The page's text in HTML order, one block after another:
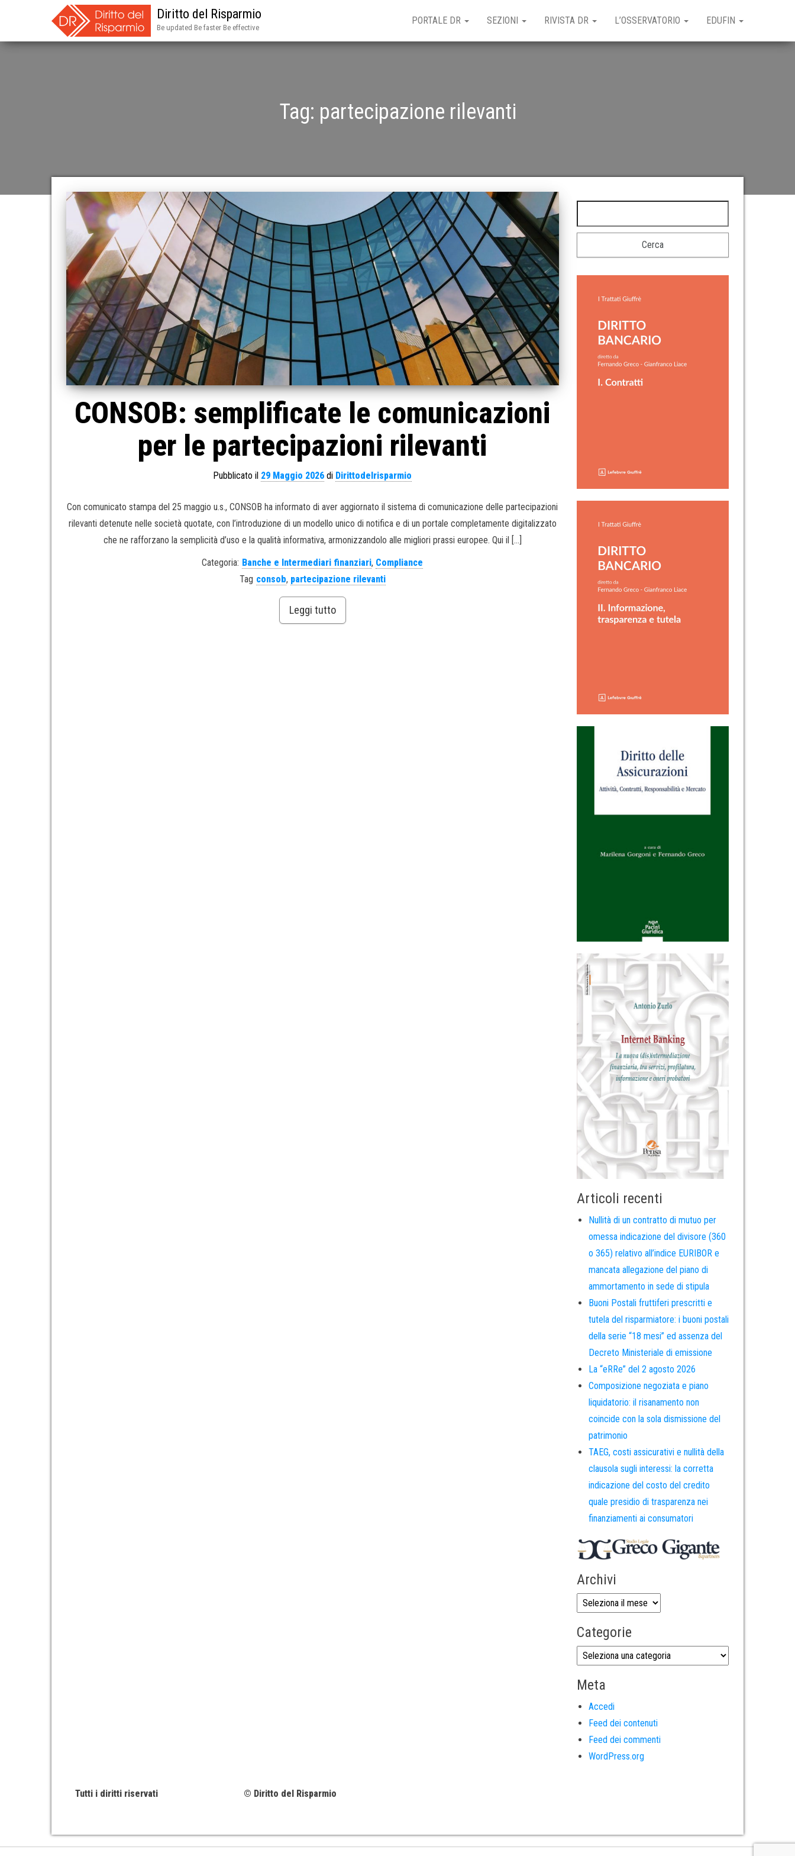
Diritto del Risparmio
Be updated Be faster Be effective
PORTALE DR SEZIONI RIVISTA DR L’OSSERVATORIO EDUFIN
Tag: partecipazione rilevanti
CONSOB: semplificate le comunicazioni
per le partecipazioni rilevanti
Pubblicato il 29 Maggio 2026 di Dirittodelrisparmio
Con comunicato stampa del 25 maggio u.s., CONSOB ha informato di aver aggiornato il sistema di comunicazione delle partecipazioni
rilevanti detenute nelle società quotate, con l’introduzione di un modello unico di notifica e di un portale completamente digitalizzato
che ne rafforzano la semplicità d’uso e la qualità informativa, armonizzandolo alle migliori prassi europee. Qui il […]
Categoria: Banche e Intermediari finanziari, Compliance
Tag consob, partecipazione rilevanti
Leggi tutto
Articoli recenti
Nullità di un contratto di mutuo per
omessa indicazione del divisore (360
o 365) relativo all’indice EURIBOR e
mancata allegazione del piano di
ammortamento in sede di stipula
Buoni Postali fruttiferi prescritti e
tutela del risparmiatore: i buoni postali
della serie “18 mesi” ed assenza del
Decreto Ministeriale di emissione
La “eRRe” del 2 agosto 2026
Composizione negoziata e piano
liquidatorio: il risanamento non
coincide con la sola dismissione del
patrimonio
TAEG, costi assicurativi e nullità della
clausola sugli interessi: la corretta
indicazione del costo del credito
quale presidio di trasparenza nei
finanziamenti ai consumatori
Archivi
Categorie
Meta
Accedi
Feed dei contenuti
Feed dei commenti
WordPress.org
Tutti i diritti riservati © Diritto del Risparmio